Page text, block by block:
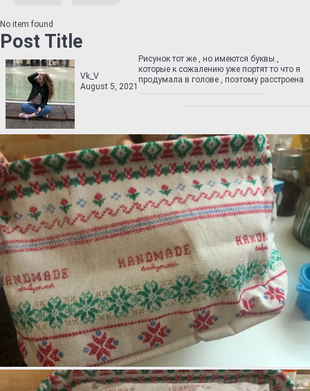
No item found
Post Title
Vk_V
August 5, 2021
Рисунок тот же , но имеются буквы ,
которые к сожалению уже портят то что я
продумала в голове , поэтому расстроена